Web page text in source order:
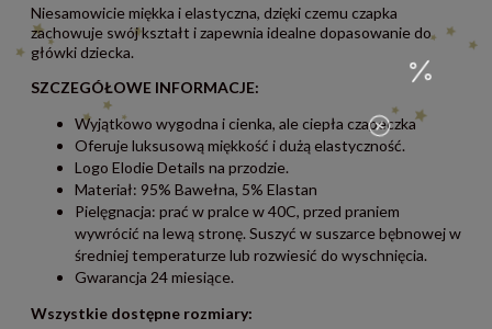
Niesamowicie miękka i elastyczna, dzięki czemu czapka
zachowuje swój kształt i zapewnia idealne dopasowanie do
główki dziecka.
SZCZEGÓŁOWE INFORMACJE:
Wyjątkowo wygodna i cienka, ale ciepła czapeczka
Oferuje luksusową miękkość i dużą elastyczność.
Logo Elodie Details na przodzie.
Materiał: 95% Bawełna, 5% Elastan
Pielęgnacja: prać w pralce w 40C, przed praniem
wywrócić na lewą stronę. Suszyć w suszarce bębnowej w
średniej temperaturze lub rozwiesić do wyschnięcia.
Gwarancja 24 miesiące.
Wszystkie dostępne rozmiary: